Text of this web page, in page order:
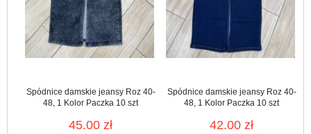
Spódnice damskie jeansy Roz 40-
48, 1 Kolor Paczka 10 szt
45.00 zł
Spódnice damskie jeansy Roz 40-
48, 1 Kolor Paczka 10 szt
42.00 zł